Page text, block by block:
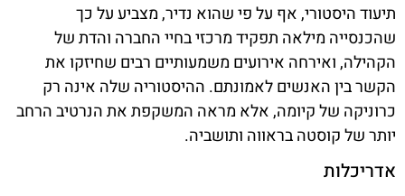
תיעוד היסטורי, אף על פי שהוא נדיר, מצביע על כך
שהכנסייה מילאה תפקיד מרכזי בחיי החברה והדת של
הקהילה, ואירחה אירועים משמעותיים רבים שחיזקו את
הקשר בין האנשים לאמונתם. ההיסטוריה שלה אינה רק
כרוניקה של קיומה, אלא מראה המשקפת את הנרטיב הרחב
יותר של קוסטה בראווה ותושביה.
אדריכלות